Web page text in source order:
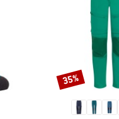
Rabatt
35%